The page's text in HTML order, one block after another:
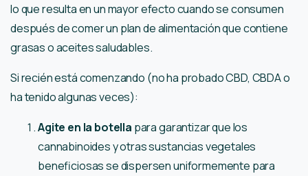
lo que resulta en un mayor efecto cuando se consumen
después de comer un plan de alimentación que contiene
grasas o aceites saludables.
Si recién está comenzando (no ha probado CBD, CBDA o
ha tenido algunas veces):
Agite en la botella para garantizar que los
cannabinoides y otras sustancias vegetales
beneficiosas se dispersen uniformemente para